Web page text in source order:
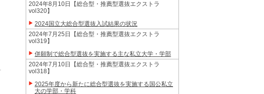
2024年8月10日【総合型・推薦型選抜エクストラ
vol320】
2024国立大総合型選抜入試結果の状況
2024年7月25日【総合型・推薦型選抜エクストラ
vol319】
併願制で総合型選抜を実施する主な私立大学・学部
2024年7月10日【総合型・推薦型選抜エクストラ
vol318】
2025年度から新たに総合型選抜を実施する国公私立
大の学部・学科